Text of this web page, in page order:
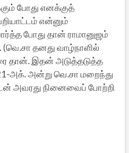
போது எனக்குத்
என்னும்
போது தான் ராமானுஜம்
(வெ.சா தனது வாழ்நாளில்
தான். இதன் அடுத்தடுத்த
அக். அன்று வெ.சா மறைந்து
அவரது நினைவைப் போற்றி